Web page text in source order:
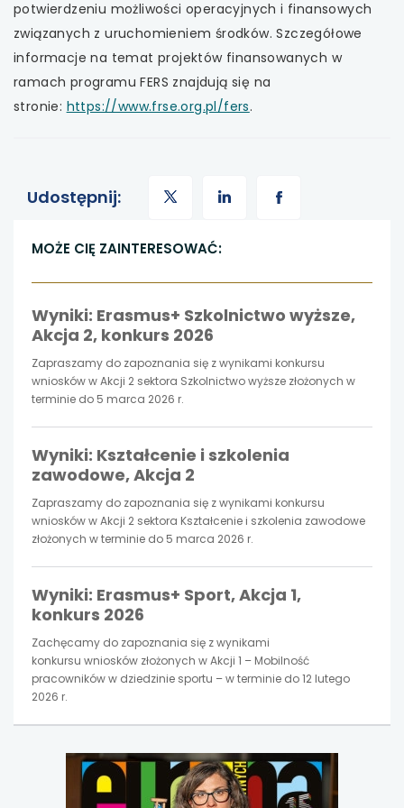
w
nowej
karcie
potwierdzeniu możliwości operacyjnych i finansowych
związanych z uruchomieniem środków. Szczegółowe
informacje na temat projektów finansowanych w
ramach programu FERS znajdują się na
stronie: https://www.frse.org.pl/fersuwaga,
.
Udostępnij: uwaga,
się
w
nowej
uwaga,
się
w
uwaga,
się
w
MOŻE CIĘ ZAINTERESOWAĆ:
Wyniki: Erasmus+ Szkolnictwo wyższe,
Akcja 2, konkurs 2026
Zapraszamy do zapoznania się z wynikami konkursu
wniosków w Akcji 2 sektora Szkolnictwo wyższe złożonych w
terminie do 5 marca 2026 r.
Wyniki: Kształcenie i szkolenia
zawodowe, Akcja 2
Zapraszamy do zapoznania się z wynikami konkursu
wniosków w Akcji 2 sektora Kształcenie i szkolenia zawodowe
złożonych w terminie do 5 marca 2026 r.
Wyniki: Erasmus+ Sport, Akcja 1,
konkurs 2026
Zachęcamy do zapoznania się z wynikami
konkursu wniosków złożonych w Akcji 1 – Mobilność
pracowników w dziedzinie sportu – w terminie do 12 lutego
2026 r.
otwiera